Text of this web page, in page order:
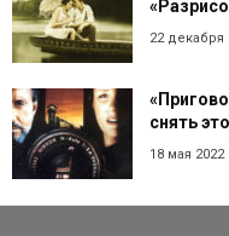
22 декабря
снять
18 мая 2022